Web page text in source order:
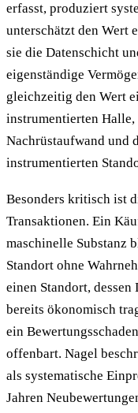
erfasst, produziert
unterschätzt den Wert
sie die Datenschicht
eigenständige
gleichzeitig den Wert
instrumentierten
Nachrüstaufwand und
instrumentierten
Besonders kritisch ist
Transaktionen. Ein
maschinelle Substanz
Standort ohne
einen Standort,
bereits ökonomisch
ein
offenbart. Nagel
als systematische
Jahren